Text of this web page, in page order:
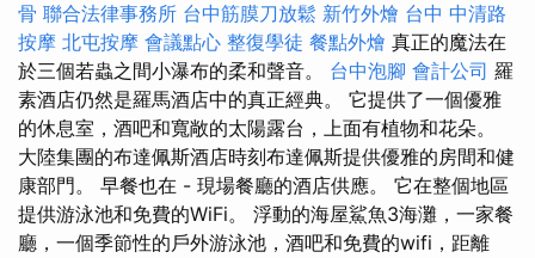
骨 聯合法律事務所 台中筋膜刀放鬆 新竹外燴 台中 中清路
按摩 北屯按摩 會議點心 整復學徒 餐點外燴 真正的魔法在
於三個若蟲之間小瀑布的柔和聲音。 台中泡腳 會計公司 羅
素酒店仍然是羅馬酒店中的真正經典。 它提供了一個優雅
的休息室，酒吧和寬敞的太陽露台，上面有植物和花朵。
大陸集團的布達佩斯酒店時刻布達佩斯提供優雅的房間和健
康部門。 早餐也在 - 現場餐廳的酒店供應。 它在整個地區
提供游泳池和免費的WiFi。 浮動的海屋鯊魚3海灘，一家餐
廳，一個季節性的戶外游泳池，酒吧和免費的wifi，距離